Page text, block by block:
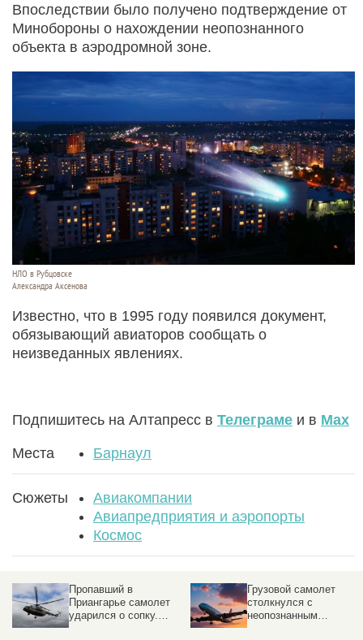
Впоследствии было получено подтверждение от
Минобороны о нахождении неопознанного
объекта в аэродромной зоне.
НЛО в Рубцовске
Александра Аксенова
Известно, что в 1995 году появился документ,
обязывающий авиаторов сообщать о
неизведанных явлениях.
Подпишитесь на Алтапресс в Телеграме и в Max
Места Барнаул
Сюжеты
Авиакомпании
Авиапредприятия и аэропорты
Космос
Пропавший в
Приангарье самолет
ударился о сопку.
Грузовой самолет
столкнулся с
неопознанным